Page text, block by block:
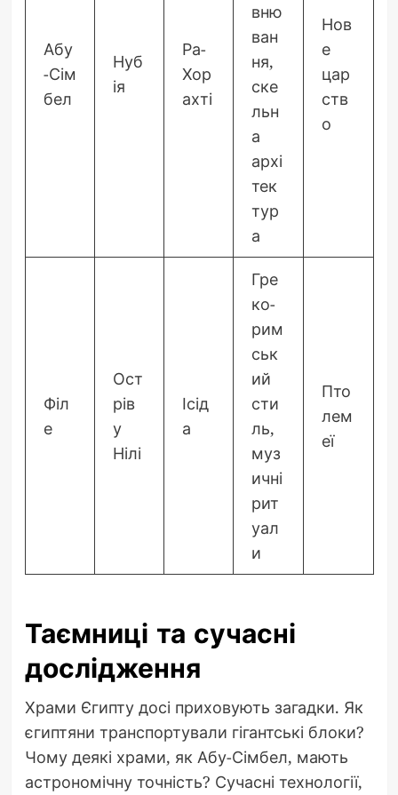
Абу
-Сім
бел
Нуб
ія
Ра-
Хор
ахті
вню
ван
ня,
ске
льн
а
архі
тек
тур
а
Нов
е
цар
ств
о
Філ
е
Ост
рів
у
Нілі
Ісід
а
Гре
ко-
рим
ськ
ий
сти
ль,
муз
ичні
рит
уал
и
Пто
лем
еї
Таємниці та сучасні
дослідження
Храми Єгипту досі приховують загадки. Як
єгиптяни транспортували гігантські блоки?
Чому деякі храми, як Абу-Сімбел, мають
астрономічну точність? Сучасні технології,